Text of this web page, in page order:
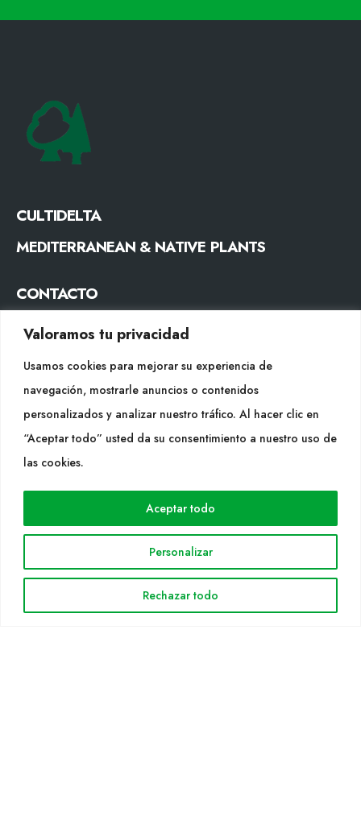
Valoramos tu privacidad
Usamos cookies para mejorar su experiencia de
navegación, mostrarle anuncios o contenidos
personalizados y analizar nuestro tráfico. Al hacer clic en
“Aceptar todo” usted da su consentimiento a nuestro uso de
las cookies.
Personalizar
Rechazar todo
Aceptar todo
CULTIDELTA
MEDITERRANEAN & NATIVE PLANTS
CONTACTO
SÍGUENOS
WEB
Cultidelta
Especies
Noticias